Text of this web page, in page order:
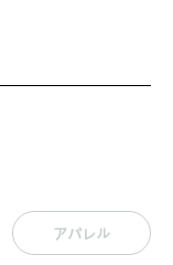
アパレル